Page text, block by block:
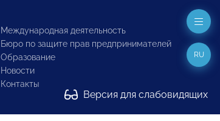
Международная деятельность
Бюро по защите прав предпринимателей
Образование
Новости
Контакты
Версия для слабовидящих
RU